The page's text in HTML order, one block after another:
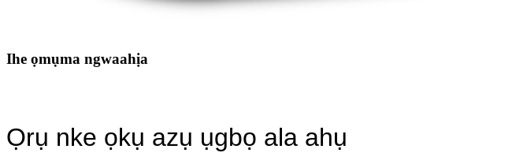
Ihe ọmụma ngwaahịa
Ọrụ nke ọkụ azụ ụgbọ ala ahụ